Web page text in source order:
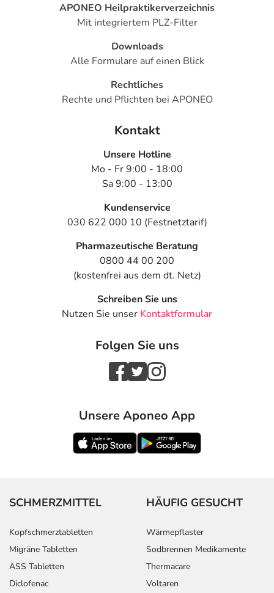
APONEO Heilpraktikerverzeichnis
Mit integriertem PLZ-Filter
Downloads
Alle Formulare auf einen Blick
Rechtliches
Rechte und Pflichten bei APONEO
Kontakt
Unsere Hotline
Mo - Fr 9:00 - 18:00
Sa 9:00 - 13:00
Kundenservice
030 622 000 10 (Festnetztarif)
Pharmazeutische Beratung
0800 44 00 200
(kostenfrei aus dem dt. Netz)
Schreiben Sie uns
Nutzen Sie unser Kontaktformular
Folgen Sie uns
Unsere Aponeo App
SCHMERZMITTEL
Kopfschmerztabletten
Migräne Tabletten
ASS Tabletten
Diclofenac
HÄUFIG GESUCHT
Wärmepflaster
Sodbrennen Medikamente
Thermacare
Voltaren